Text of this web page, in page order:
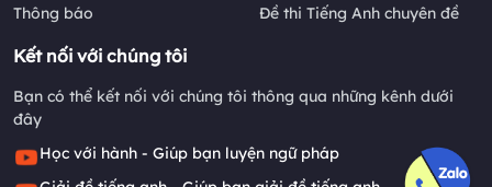
Thông báo
Đề thi Tiếng Anh chuyên đề
Kết nối với chúng tôi
Bạn có thể kết nối với chúng tôi thông qua những kênh dưới
đây
Học với hành - Giúp bạn luyện ngữ pháp